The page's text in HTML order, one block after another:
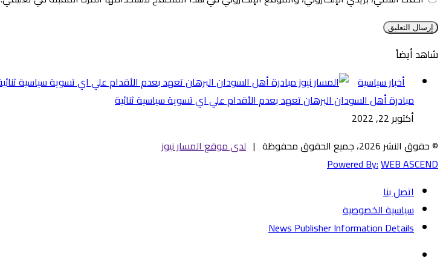
شاهد أيضاً
أخبار سياسية
مبادرة أهل السودان البرهان تعهد بعدم الأقدام علي اي تسوية سياسية ثنائية
أكتوبر 22, 2022
© حقوق النشر 2026، جميع الحقوق محفوظة |
لدى موقع المسار نيوز
Powered By:WEB ASCEND
اتصل بنا
سياسية الخصوصية
News Publisher Information Details